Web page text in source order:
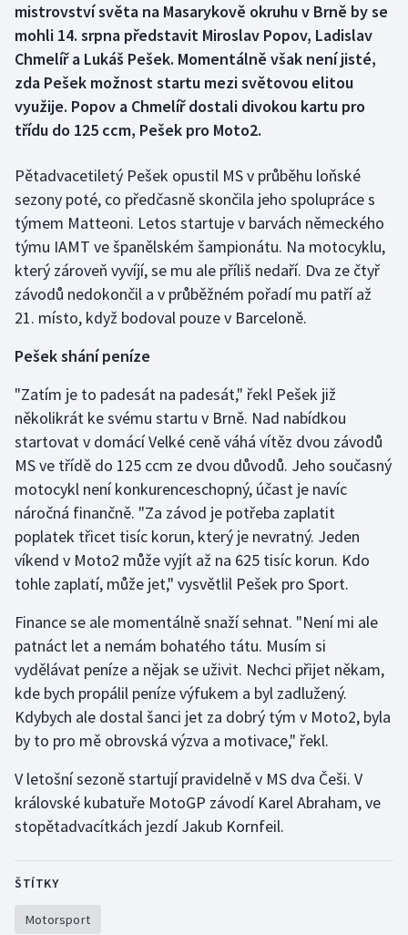
Curling
Dostihy
Florbal
Házená
Jezdectví
Judo
Krasobruslení
Lezení
Lyže a snowboard
Moderní pětiboj
Motorsport
Olympijské hry
Parasport
Plavání
Ragby
Rychlostní kanoistika
mistrovství světa na Masarykově okruhu v Brně by se
mohli 14. srpna představit Miroslav Popov, Ladislav
Chmelíř a Lukáš Pešek. Momentálně však není jisté,
zda Pešek možnost startu mezi světovou elitou
využije. Popov a Chmelíř dostali divokou kartu pro
třídu do 125 ccm, Pešek pro Moto2.
Pětadvacetiletý Pešek opustil MS v průběhu loňské
sezony poté, co předčasně skončila jeho spolupráce s
týmem Matteoni. Letos startuje v barvách německého
týmu IAMT ve španělském šampionátu. Na motocyklu,
který zároveň vyvíjí, se mu ale příliš nedaří. Dva ze čtyř
závodů nedokončil a v průběžném pořadí mu patří až
21. místo, když bodoval pouze v Barceloně.
Pešek shání peníze
"Zatím je to padesát na padesát," řekl Pešek již
několikrát ke svému startu v Brně. Nad nabídkou
startovat v domácí Velké ceně váhá vítěz dvou závodů
MS ve třídě do 125 ccm ze dvou důvodů. Jeho současný
motocykl není konkurenceschopný, účast je navíc
náročná finančně. "Za závod je potřeba zaplatit
poplatek třicet tisíc korun, který je nevratný. Jeden
víkend v Moto2 může vyjít až na 625 tisíc korun. Kdo
tohle zaplatí, může jet," vysvětlil Pešek pro Sport.
Finance se ale momentálně snaží sehnat. "Není mi ale
patnáct let a nemám bohatého tátu. Musím si
vydělávat peníze a nějak se uživit. Nechci přijet někam,
kde bych propálil peníze výfukem a byl zadlužený.
Kdybych ale dostal šanci jet za dobrý tým v Moto2, byla
by to pro mě obrovská výzva a motivace," řekl.
V letošní sezoně startují pravidelně v MS dva Češi. V
královské kubatuře MotoGP závodí Karel Abraham, ve
stopětadvacítkách jezdí Jakub Kornfeil.
ŠTÍTKY
Motorsport